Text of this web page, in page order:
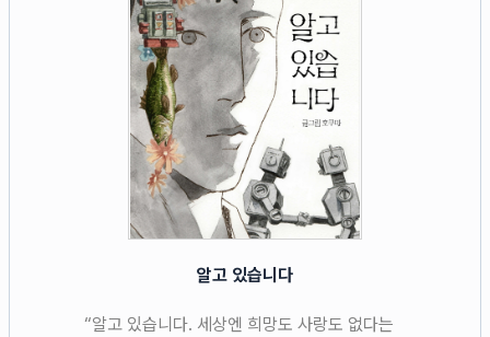
알고 있습니다
“알고 있습니다. 세상엔 희망도 사랑도 없다는